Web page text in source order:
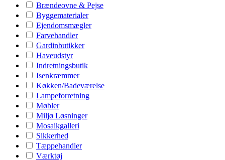
Brændeovne & Pejse
Byggematerialer
Ejendomsmægler
Farvehandler
Gardinbutikker
Haveudstyr
Indretningsbutik
Isenkræmmer
Køkken/Badeværelse
Lampeforretning
Møbler
Miljø Løsninger
Mosaikgalleri
Sikkerhed
Tæppehandler
Værktøj